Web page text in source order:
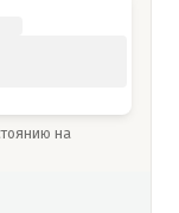
на